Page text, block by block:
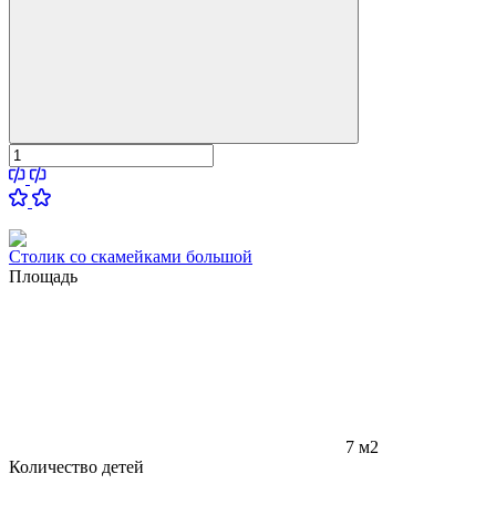
Столик со скамейками большой
Площадь
7 м2
Количество детей